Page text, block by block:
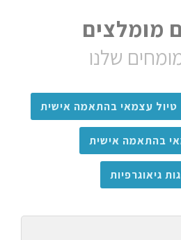
מומלצים
שלנו
טיול עצמאי בהתאמה אישית
בהתאמה אישית
גיאוגרפיות